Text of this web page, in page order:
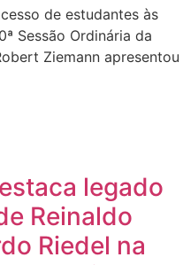
de estudantes às
Sessão Ordinária da
Ziemann apresentou
legado
Reinaldo
Riedel na